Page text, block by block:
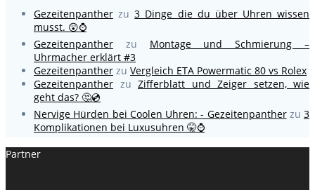
Gezeitenpanther zu3 Dinge die du über Uhren wissen
musst. 😲⌚
Gezeitenpanther zu Montage und Schmierung –
Uhrmacher erklärt #3
Gezeitenpanther zu Vergleich ETA Powermatic 80 vs Rolex
Gezeitenpanther zu Zifferblatt und Zeiger setzen, wie
geht das? 🤔💿
Nervige Hürden bei Coolen Uhren: - Gezeitenpantherzu 3
Komplikationen bei Luxusuhren 🤫⌚
Partner